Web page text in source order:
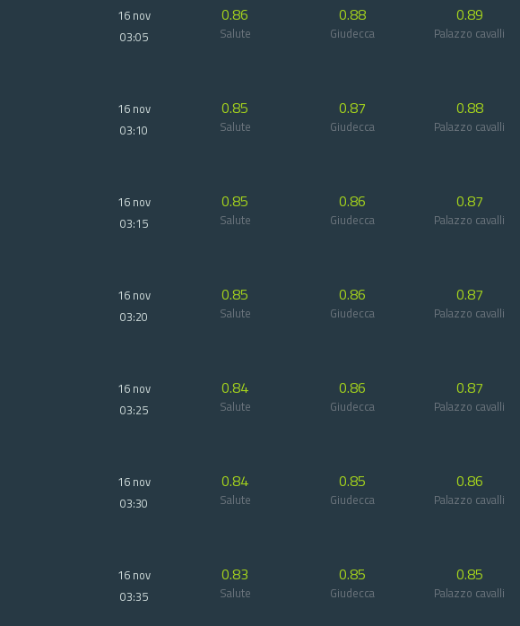
16 nov
03:05
0.86
Salute
0.88
Giudecca
0.89
Palazzo cavalli
16 nov
03:10
0.85
Salute
0.87
Giudecca
0.88
Palazzo cavalli
16 nov
03:15
0.85
Salute
0.86
Giudecca
0.87
Palazzo cavalli
16 nov
03:20
0.85
Salute
0.86
Giudecca
0.87
Palazzo cavalli
16 nov
03:25
0.84
Salute
0.86
Giudecca
0.87
Palazzo cavalli
16 nov
03:30
0.84
Salute
0.85
Giudecca
0.86
Palazzo cavalli
16 nov
03:35
0.83
Salute
0.85
Giudecca
0.85
Palazzo cavalli